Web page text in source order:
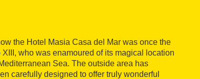
the Hotel Masia Casa del Mar was once the
who was enamoured of its magical location
Sea. The outside area has
carefully designed to offer truly wonderful